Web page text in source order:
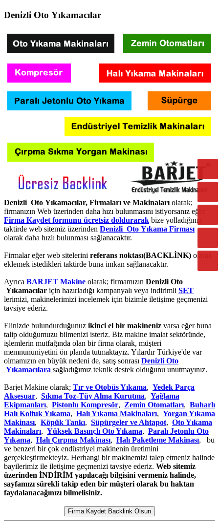
Denizli Oto Yıkamacılar
Denizli Oto Yıkamacılar, Firmaları ve Makinalarıolarak;
firmanızın Web üzerinden daha hızı bulunmasını istiyorsanız eğer
Firma Kaydet formunu ücretsiz doldurarak bize yolladığınız
taktirde web sitemiz üzerinden Denizli Oto Yıkama Firması
olarak daha hızlı bulunması sağlanacaktır.
Firmalar eğer web sitelerini referans noktası(BACKLİNK) olarak
eklemek istedikleri taktirde buna imkan sağlanacaktır.
Ayrıca BARJET Makine olarak; firmamızın Denizli Oto
Yıkamacılar için hazırladığı kampanyalı veya indirimli SET
lerimizi, makinelerimizi incelemek için bizimle iletişime geçmenizi
tavsiye ederiz.
Elinizde bulundurduğunuz ikinci el bir makineniz varsa eğer buna
talip olduğumuzu bilmenizi isteriz. Biz makine imalat sektöründe,
işlemlerin mutfağında olan bir firma olarak, müşteri
memnununiyetini ön planda tutmaktayız. Yılardır Türkiye'de var
olmamızın en büyük nedeni de, satış sonrası Denizli Oto
Yıkamacılara sağladığımız teknik destek olduğunu unutmayınız.
Barjet Makine olarak; Tır ve Otobüs Yıkama, Yedek Parça
Aksesuar, Sıkma Toz-Tüy Alma Kurutma, Yağlama
Ekipmanları, Pistonlu Kompresör, Zemin Otomatları, Buharlı
Halı Koltuk Yıkama, Halı Yıkama Makinaları, Yorgan Yıkama
Makinası, Köpük Tankı, Süpürgeler ve Ahtapot, Oto Yıkama
Makinaları, Yüksek Basınçlı Oto Yıkama, Paralı Jetonlu Oto
Yıkama, Halı Çırpma Makinası, Halı Paketleme Makinası, bu
ve benzeri bir çok endüstriyel makinenin üretimini
gerçekleştirmekteyiz. Herhangi bir makinemizi talep etmeniz halinde
bayilerimiz ile iletişime geçmenizi tavsiye ederiz. Web sitemiz
üzerinden İNDİRİM yapılacağı bilgisini vermeniz halinde,
sayfamızı sürekli takip eden bir müşteri olarak bu haktan
faydalanacağınızı bilmelisiniz.
Firma Kaydet Backlink Olsun